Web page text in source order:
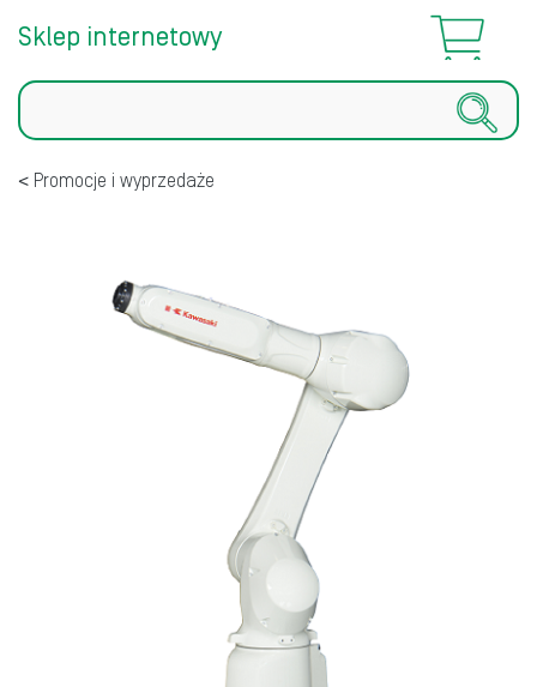
Sklep internetowy
Szukaj
Promocje i wyprzedaże